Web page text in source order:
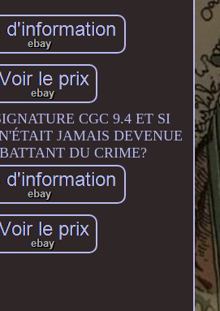
CGC 9.4 ET SI
JAMAIS DEVENUE
DU CRIME?